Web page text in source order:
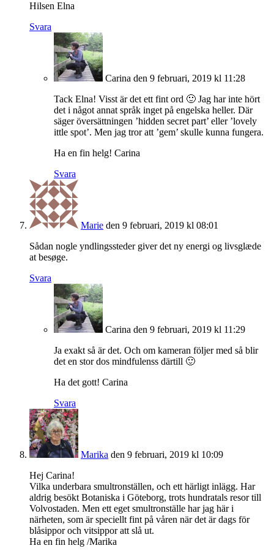
Hilsen Elna
Svara
Carina den 9 februari, 2019 kl 11:28
Tack Elna! Visst är det ett fint ord 🙂 Jag har inte hört
det i något annat språk inget på engelska heller. Där
säger översättningen ’hidden secret part’ eller ’lovely
ittle spot’. Men jag tror att ’gem’ skulle kunna fungera.
Ha en fin helg! Carina
Svara
Marie den 9 februari, 2019 kl 08:01
Sådan nogle yndlingssteder giver det ny energi og livsglæde
at besøge.
Svara
Carina den 9 februari, 2019 kl 11:29
Ja exakt så är det. Och om kameran följer med så blir
det en stor dos mindfulenss därtill 🙂
Ha det gott! Carina
Svara
Marika den 9 februari, 2019 kl 10:09
Hej Carina!
Vilka underbara smultronställen, och ett härligt inlägg. Har
aldrig besökt Botaniska i Göteborg, trots hundratals resor till
Volvostaden. Men ett eget smultronställe har jag här i
närheten, som är speciellt fint på våren när det är dags för
blåsippor och vitsippor att slå ut.
Ha en fin helg /Marika